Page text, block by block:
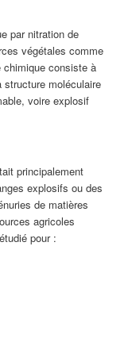
par nitration de
végétales comme
chimique consiste à
structure moléculaire
voire explosif
principalement
explosifs ou des
de matières
agricoles
pour :